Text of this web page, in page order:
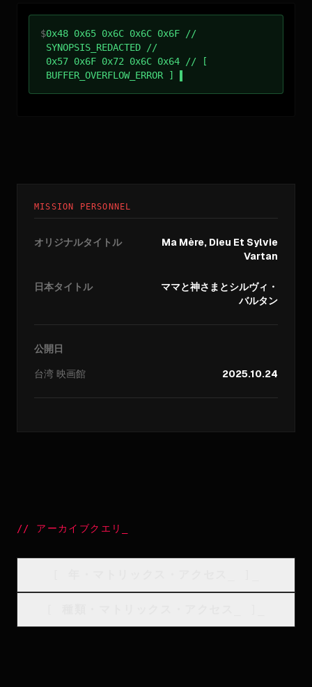
$0x48 0x65 0x6C 0x6C 0x6F //
SYNOPSIS_REDACTED //
0x57 0x6F 0x72 0x6C 0x64 // [
BUFFER_OVERFLOW_ERROR ]
MISSION PERSONNEL
オリジナルタイトル
Ma Mère, Dieu Et Sylvie
Vartan
日本タイトル
ママと神さまとシルヴィ・
バルタン
公開日
台湾 映画館 2025.10.24
// アーカイブクエリ